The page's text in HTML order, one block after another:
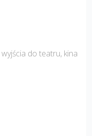
do teatru, kina